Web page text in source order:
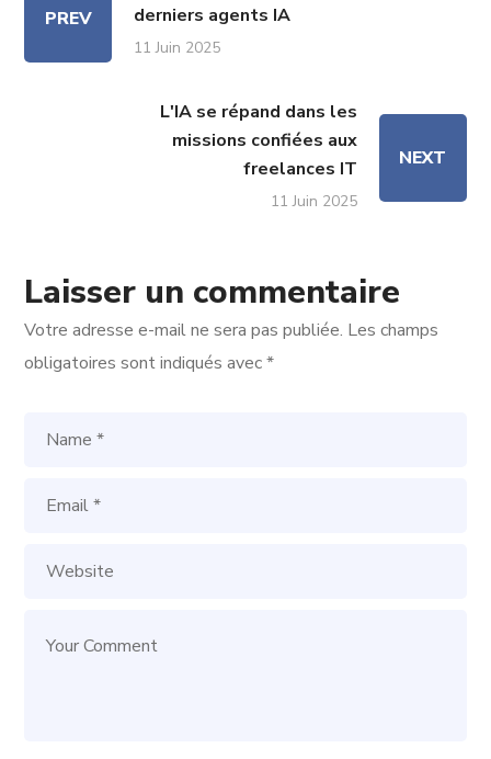
PREV
derniers agents IA
11 Juin 2025
L'IA se répand dans les
missions confiées aux
freelances IT
11 Juin 2025
NEXT
Laisser un commentaire
Votre adresse e-mail ne sera pas publiée. Les champs
obligatoires sont indiqués avec*